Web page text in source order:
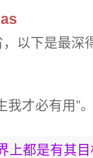
以下是最深
我才必有用”
上都是有其